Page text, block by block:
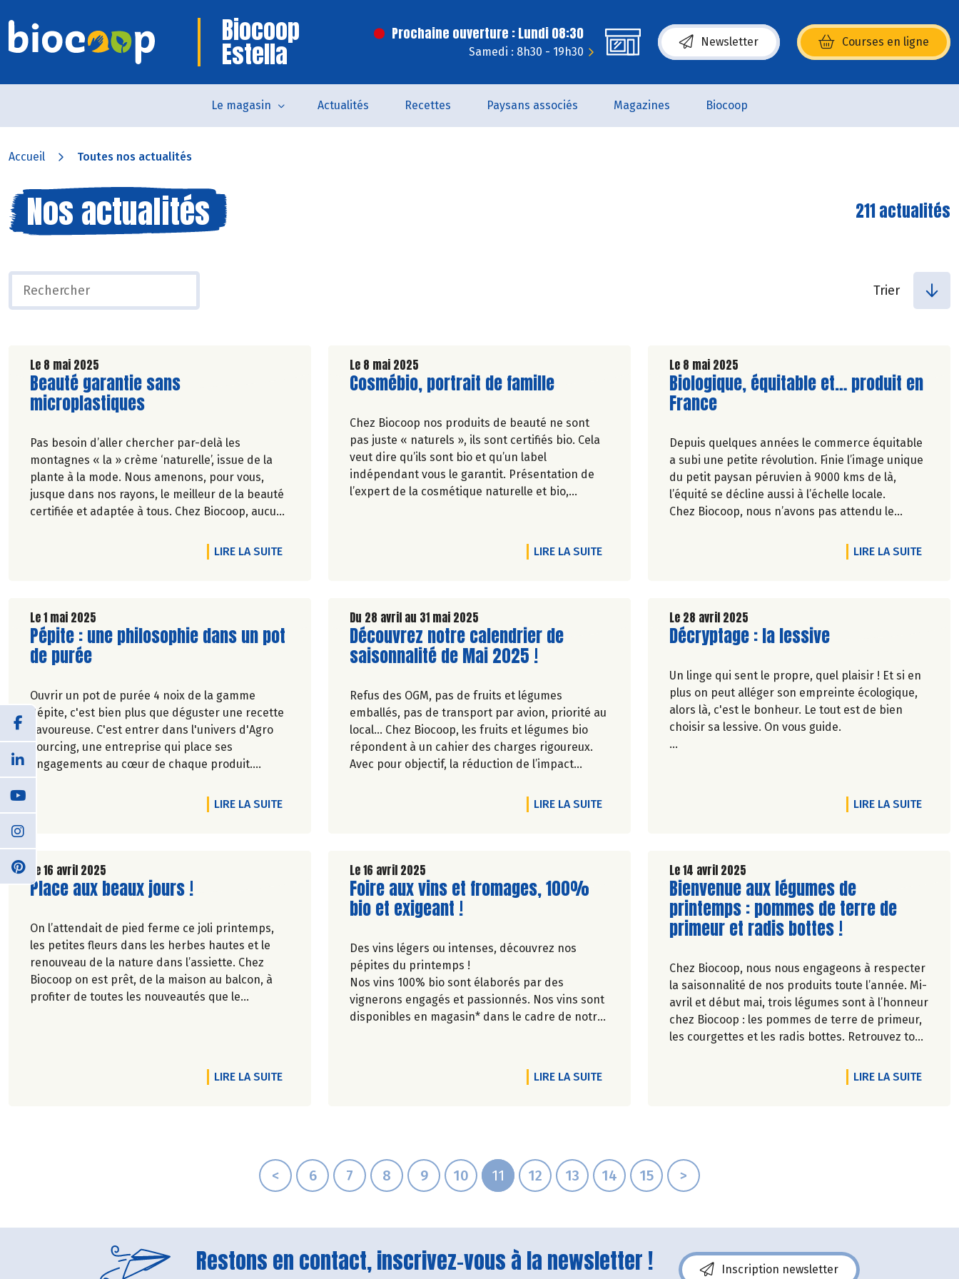
Biocoop
Estella
Prochaine ouverture : Lundi 08:30
Samedi : 8h30 - 19h30
Newsletter Courses en ligne
(s’ouvre dans une nouvelle fenêtre)
Le magasin Actualités Recettes Paysans associés Magazines Biocoop
Accueil Toutes nos actualités
Nos actualités 211 actualités
Trier
Le 8 mai 2025
Lire la suite de l'article
Beauté garantie sans
microplastiques
Pas besoin d’aller chercher par-delà les
montagnes « la » crème ‘naturelle’, issue de la
plante à la mode. Nous amenons, pour vous,
jusque dans nos rayons, le meilleur de la beauté
certifiée et adaptée à tous. Chez Biocoop, aucun
dans sa formulation. Pas besoin d'indésirables
LIRE LA SUITEDE L'ARTICLE BEAUTÉ GARANTIE SANS MICROPLASTIQUES
Le 8 mai 2025
Lire la suite de l'article
Cosmébio, portrait de famille
Chez Biocoop nos produits de beauté ne sont
pas juste « naturels », ils sont certifiés bio. Cela
veut dire qu’ils sont bio et qu’un label
indépendant vous le garantit. Présentation de
l’expert de la cosmétique naturelle et bio,
LIRE LA SUITEDE L'ARTICLE COSMÉBIO, PORTRAIT DE FAMILLE
Le 8 mai 2025
Lire la suite de l'article
Biologique, équitable et… produit en
France
Depuis quelques années le commerce équitable
a subi une petite révolution. Finie l’image unique
du petit paysan péruvien à 9000 kms de là,
l’équité se décline aussi à l’échelle locale.
Chez Biocoop, nous n’avons pas attendu le
nos paysan.ne.s français.e.s ! Ensemble,
soutenons un commerce plus juste
LIRE LA SUITEDE
Le 1 mai 2025
Lire la suite de l'article
Pépite : une philosophie dans un pot
de purée
Ouvrir un pot de purée 4 noix de la gamme
Pépite, c'est bien plus que déguster une recette
savoureuse. C'est entrer dans l'univers d'Agro
Sourcing, une entreprise qui place ses
engagements au cœur de chaque produit.
LIRE LA SUITEDE L'ARTICLE PÉPITE : UNE PHILOSOPHIE DANS UN POT DE PURÉE
Du 28 avril au 31 mai 2025
Lire la suite de l'article
Découvrez notre calendrier de
saisonnalité de Mai 2025 !
Refus des OGM, pas de fruits et légumes
emballés, pas de transport par avion, priorité au
local… Chez Biocoop, les fruits et légumes bio
répondent à un cahier des charges rigoureux.
Avec pour objectif, la réduction de l’impact
l’environnement. Parce que manger des produits
de qualité rime avec respect de la saisonnalité,
Découvrez celui de Mai 2025 !
LIRE LA SUITEDE L'ARTICLE DÉCOUVREZ NOTRE CALENDRIER DE SAISONNALITÉ DE
Le 28 avril 2025
Lire la suite de l'article
Décryptage : la lessive
Un linge qui sent le propre, quel plaisir ! Et si en
plus on peut alléger son empreinte écologique,
alors là, c'est le bonheur. Le tout est de bien
choisir sa lessive. On vous guide.
LIRE LA SUITEDE
Le 16 avril 2025
Lire la suite de l'article
Place aux beaux jours !
On l’attendait de pied ferme ce joli printemps,
les petites fleurs dans les herbes hautes et le
renouveau de la nature dans l’assiette. Chez
Biocoop on est prêt, de la maison au balcon, à
profiter de toutes les nouveautés que le
LIRE LA SUITEDE L'ARTICLE PLACE AUX BEAUX JOURS !
Le 16 avril 2025
Lire la suite de l'article
Foire aux vins et fromages, 100%
bio et exigeant !
Des vins légers ou intenses, découvrez nos
pépites du printemps !
Nos vins 100% bio sont élaborés par des
vignerons engagés et passionnés. Nos vins sont
disponibles en magasin* dans le cadre de notre
informations sur les appellations, les modes de
production et les régions d'origine sont
LIRE LA SUITEDE L'ARTICLE FOIRE AUX VINS ET FROMAGES, 100% BIO ET EXIGEANT !
Le 14 avril 2025
Lire la suite de l'article
Bienvenue aux légumes de
printemps : pommes de terre de
primeur et radis bottes !
Chez Biocoop, nous nous engageons à respecter
la saisonnalité de nos produits toute l’année. Mi-
avril et début mai, trois légumes sont à l’honneur
chez Biocoop : les pommes de terre de primeur,
les courgettes et les radis bottes. Retrouvez tous
LIRE LA SUITEDE
< 6 7 8 9 10 11 12 13 14 15 >
Restons en contact, inscrivez-vous à la newsletter ! Inscription newsletter